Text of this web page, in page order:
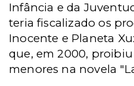
Infância e da
teria fiscalizado os
Inocente e Planeta
que, em 2000,
menores na novela